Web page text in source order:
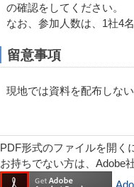
の確認をしてください。
なお、参加人数は、1社4
留意事項
現地では資料を配布しな
PDF形式のファイルを開く
お持ちでない方は、Adobe